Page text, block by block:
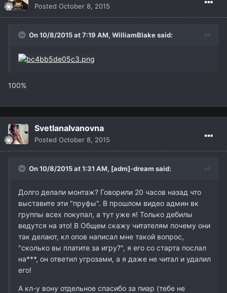
Posted October 8, 2015
On 10/8/2015 at 7:19 AM, WilliamBlakesaid:
100%
SvetlanaIvanovna
Posted October 8, 2015
On 10/8/2015 at 1:31 AM, [adm]-dream said:
Долго делали монтаж? Говорили 20 часов назад что
выставите эти "пруфы". В прошлом видео админ вк
группы всех покупал, а тут уже я! Только дебилы
ведутся на это! В Общем скажу читателям почему они
так делают, кл опов написал мне такой вопрос,
"сколько вы платите за игру?", я его со старта послал
на***, он ответил угрозами, а я даже не читал и удалил
его!
А кл-у вону отдельное спасибо за пиар (тебе не